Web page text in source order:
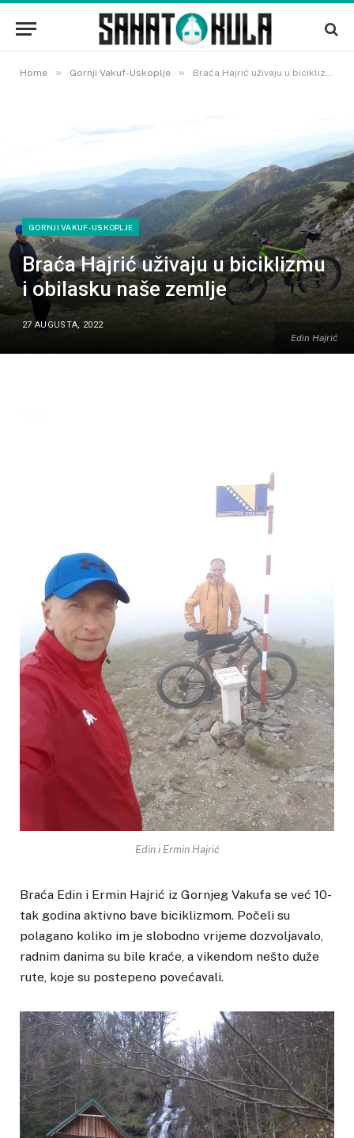
Home » Gornji Vakuf-Uskoplje » Braća Hajrić uživaju u biciklizmu i obilasku naše zemlje
Edin Hajrić
GORNJI VAKUF-USKOPLJE
Braća Hajrić uživaju u biciklizmu
i obilasku naše zemlje
27 AUGUSTA, 2022
Edin i Ermin Hajrić
Braća Edin i Ermin Hajrić iz Gornjeg Vakufa se već 10-
tak godina aktivno bave biciklizmom. Počeli su
polagano koliko im je slobodno vrijeme dozvoljavalo,
radnim danima su bile kraće, a vikendom nešto duže
rute, koje su postepeno povećavali.